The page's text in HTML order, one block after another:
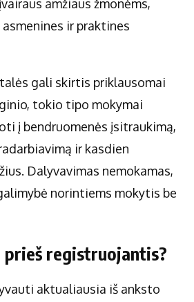
amžiaus žmonėms,
ir praktines
gali skirtis priklausomai
tokio tipo mokymai
į bendruomenės įsitraukimą,
ir kasdien
Dalyvavimas nemokamas,
norintiems mokytis be
registruojantis?
aktualiausia iš anksto